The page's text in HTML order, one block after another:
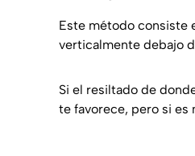
Este método consiste
verticalmente debajo
Si el resiltado de
te favorece, pero si es